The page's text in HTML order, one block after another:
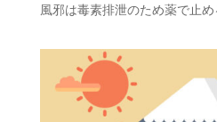
風邪は毒素排泄のため薬で止